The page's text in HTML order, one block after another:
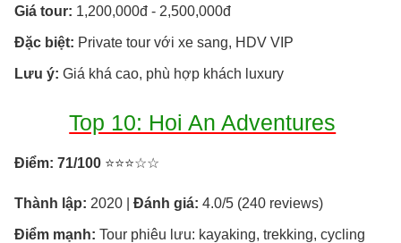
Giá tour: 1,200,000đ - 2,500,000đ
Đặc biệt: Private tour với xe sang, HDV VIP
Lưu ý: Giá khá cao, phù hợp khách luxury
Top 10: Hoi An Adventures
Điểm: 71/100 ⭐⭐⭐☆☆
Thành lập: 2020 |Đánh giá: 4.0/5 (240 reviews)
Điểm mạnh: Tour phiêu lưu: kayaking, trekking, cycling